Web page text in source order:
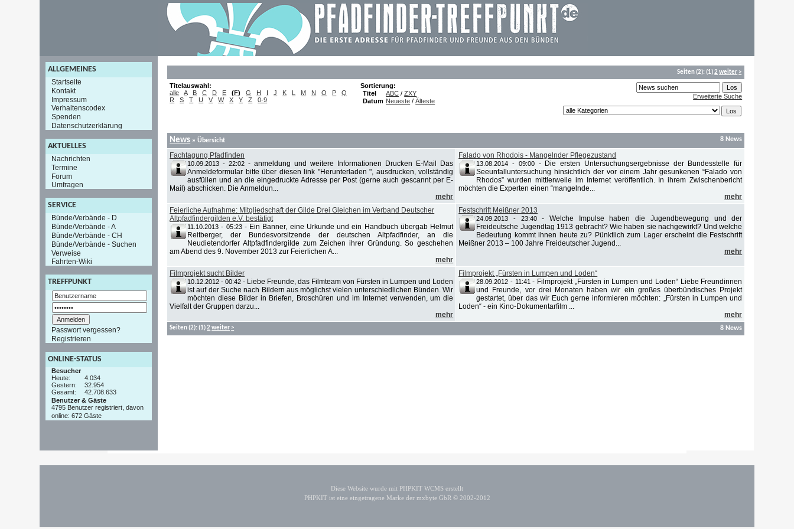
ALLGEMEINES
Startseite
Kontakt
Impressum
Verhaltenscodex
Spenden
Datenschutzerklärung
AKTUELLES
Nachrichten
Termine
Forum
Umfragen
SERVICE
Bünde/Verbände - D
Bünde/Verbände - A
Bünde/Verbände - CH
Bünde/Verbände - Suchen
Verweise
Fahrten-Wiki
TREFFPUNKT
Passwort vergessen?
Registrieren
ONLINE-STATUS
Besucher
Heute:
4.034
Gestern:
32.954
Gesamt:
42.708.633
Benutzer & Gäste
4795 Benutzer registriert, davon
online: 672 Gäste
Seiten(2):(1) 2 weiter >
Titelauswahl:
alle
A B C D E (F) G H I J K L M N O P
Q
R
S T U V W X Y Z 0-9
Sortierung:
Titel
ABC /ZXY
Datum Neueste /Älteste
Erweiterte Suche
News » Übersicht 8 News
Fachtagung Pfadfinden
10.09.2013 - 22:02 -anmeldung und weitere Informationen Drucken E-Mail Das
Anmeldeformular bitte über diesen link "Herunterladen ", ausdrucken, vollständig
ausfüllen und an die eingedruckte Adresse per Post (gerne auch gescannt per E-
Mail) abschicken. Die Anmeldun...
mehr
Falado von Rhodois - Mangelnder Pflegezustand
13.08.2014 - 09:00- Die ersten Untersuchungsergebnisse der Bundesstelle für
Seeunfalluntersuchung hinsichtlich der vor einem Jahr gesunkenen “Falado von
Rhodos” wurden mittlerweile im Internet veröffentlich. In ihrem Zwischenbericht
möchten die Experten einen “mangelnde...
mehr
Feierliche Aufnahme: Mitgliedschaft der Gilde Drei Gleichen im Verband Deutscher
Altpfadfindergilden e.V. bestätigt
11.10.2013 - 05:23- Ein Banner, eine Urkunde und ein Handbuch übergab Helmut
Reitberger, der Bundesvorsitzende der deutschen Altpfadfinder, an die
Neudietendorfer Altpfadfindergilde zum Zeichen ihrer Gründung. So geschehen
am Abend des 9. November 2013 zur Feierlichen A...
mehr
Festschrift Meißner 2013
24.09.2013 - 23:40-Welche Impulse haben die Jugendbewegung und der
Freideutsche Jugendtag 1913 gebracht? Wie haben sie nachgewirkt? Und welche
Bedeutung kommt ihnen heute zu? Pünktlich zum Lager erscheint die Festschrift
Meißner 2013 – 100 Jahre Freideutscher Jugend...
mehr
Filmprojekt sucht Bilder
10.12.2012 - 00:42 - Liebe Freunde, das Filmteam von Fürsten in Lumpen und Loden
ist auf der Suche nach Bildern aus möglichst vielen unterschiedlichen Bünden. Wir
möchten diese Bilder in Briefen, Broschüren und im Internet verwenden, um die
Vielfalt der Gruppen darzu...
mehr
Filmprojekt „Fürsten in Lumpen und Loden“
28.09.2012 - 11:41- Filmprojekt „Fürsten in Lumpen und Loden“ Liebe Freundinnen
und Freunde, vor drei Monaten haben wir ein großes überbündisches Projekt
gestartet, über das wir Euch gerne informieren möchten: „Fürsten in Lumpen und
Loden“ - ein Kino-Dokumentarfilm ...
mehr
Seiten(2):(1) 2 weiter > 8 News
Diese Website wurde mit PHPKIT WCMS erstellt
PHPKIT ist eine eingetragene Marke der mxbyte GbR © 2002-2012